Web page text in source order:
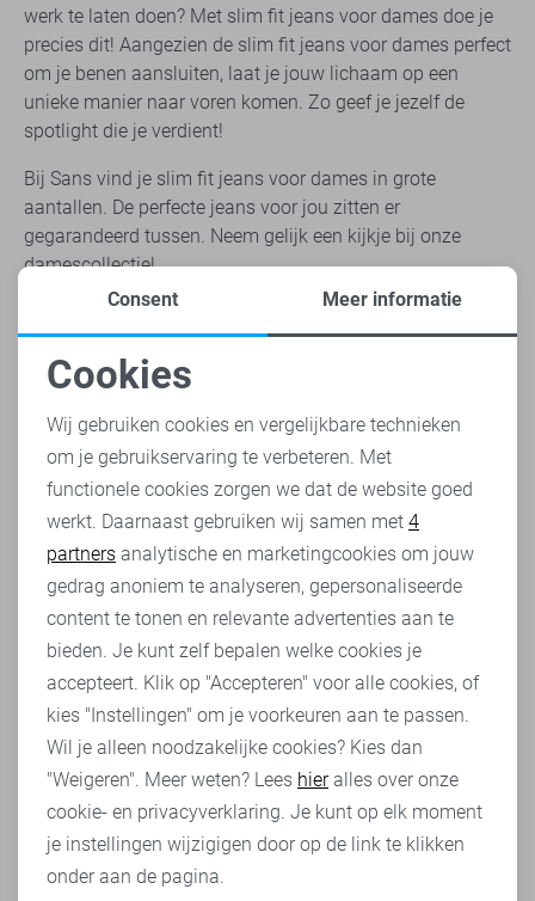
werk te laten doen? Met slim fit jeans voor dames doe je
precies dit! Aangezien de slim fit jeans voor dames perfect
om je benen aansluiten, laat je jouw lichaam op een
unieke manier naar voren komen. Zo geef je jezelf de
spotlight die je verdient!
Bij Sans vind je slim fit jeans voor dames in grote
aantallen. De perfecte jeans voor jou zitten er
gegarandeerd tussen. Neem gelijk een kijkje bij onze
damescollectie!
Hoe draag je slim fit jeans dames?
zowel formeel als informeel draagt. Zo is het een ideaal
statement bij de vergadering die je op werk hebt. Het ligt
er maar net aan in wat voor outfit jij de jeans verwerkt! Wil
je de jeans dragen naar werk, dan raden we een leuke
blazerof een effenblouseaan. Hiermee creëer je een
zakelijke look: jij weet wat je doet.
Wil je de slim fit jeans voor dames juist aan in een
informele setting, dan kan je de jeans ook eenvoudig
combineren met een leuketruiof een t-shirt. In dit geval
kun je ook kiezen voor een leuke jeans met een kleur,
aangezien je hiermee echt de aandacht weet te pakken.
Waarvoor kies jij?
Een broek voor verschillende seizoenen
Het probleem met veel jeans is dat je ze maar één seizoen
van het jaar kunt dragen. Ze zijn te warm in de zomer of te
koud in de winter. Met slim fit jeans voor dames is dit
Noodzakelijke cookies
Personalisatie cookies
Analytische cookies
Marketing cookies
Consent Meer informatie
Cookies
Wij gebruiken cookies en vergelijkbare technieken
om je gebruikservaring te verbeteren. Met
functionele cookies zorgen we dat de website goed
werkt. Daarnaast gebruiken wij samen met 4
partners analytische en marketingcookies om jouw
gedrag anoniem te analyseren, gepersonaliseerde
content te tonen en relevante advertenties aan te
bieden. Je kunt zelf bepalen welke cookies je
accepteert. Klik op "Accepteren" voor alle cookies, of
kies "Instellingen" om je voorkeuren aan te passen.
Wil je alleen noodzakelijke cookies? Kies dan
"Weigeren". Meer weten? Lees hieralles over onze
cookie- en privacyverklaring. Je kunt op elk moment
je instellingen wijzigigen door op de link te klikken
onder aan de pagina.